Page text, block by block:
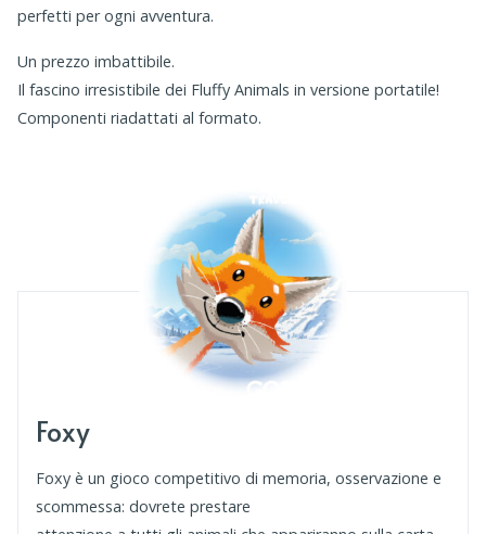
perfetti per ogni avventura.
Un prezzo imbattibile.
Il fascino irresistibile dei Fluffy Animals in versione portatile!
Componenti riadattati al formato.
Foxy
Foxy è un gioco competitivo di memoria, osservazione e
scommessa: dovrete prestare